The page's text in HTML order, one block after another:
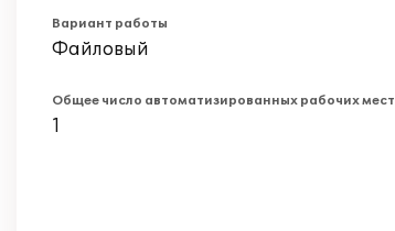
Вариант работы
Файловый
Общее число автоматизированных рабочих мест
1